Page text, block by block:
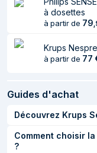
Hauteur de verseur
de café réglable
Quantité d'eau
réglable
de l'écoulement
Ergonomie
Couleur du produit
à dosettes
à partir de 79,
Krups
à partir de 77
Guides d'achat
Découvrez Krups
Comment choisir
?